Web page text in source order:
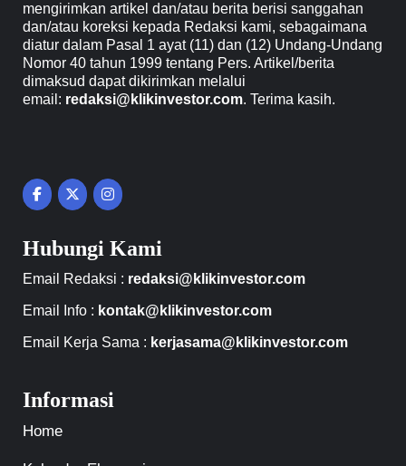
mengirimkan artikel dan/atau berita berisi sanggahan
dan/atau koreksi kepada Redaksi kami, sebagaimana
diatur dalam Pasal 1 ayat (11) dan (12) Undang-Undang
Nomor 40 tahun 1999 tentang Pers. Artikel/berita
dimaksud dapat dikirimkan melalui
email: redaksi@klikinvestor.com. Terima kasih.
Hubungi Kami
Email Redaksi : redaksi@klikinvestor.com
Email Info : kontak@klikinvestor.com
Email Kerja Sama : kerjasama@klikinvestor.com
Informasi
Home